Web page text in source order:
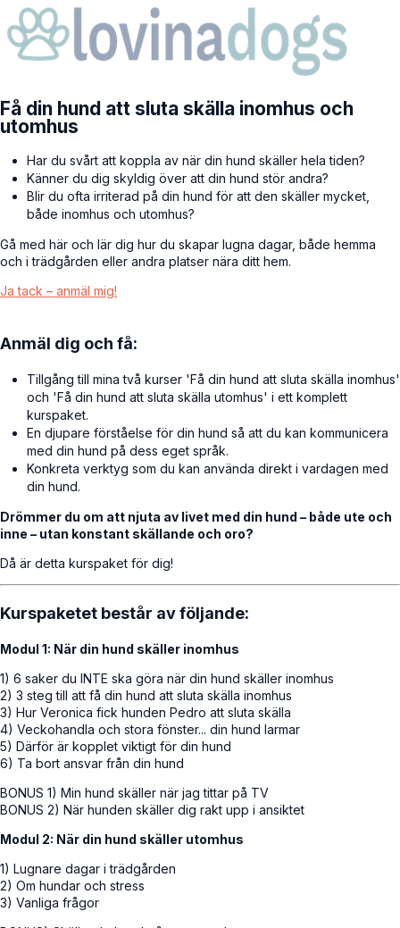
Få din hund att sluta skälla inomhus och
utomhus
Har du svårt att koppla av när din hund skäller hela tiden?
Känner du dig skyldig över att din hund stör andra?
Blir du ofta irriterad på din hund för att den skäller mycket,
både inomhus och utomhus?
Gå med här och lär dig hur du skapar lugna dagar, både hemma
och i trädgården eller andra platser nära ditt hem.
Ja tack – anmäl mig!
Anmäl dig och få:
Tillgång till mina två kurser 'Få din hund att sluta skälla inomhus'
och 'Få din hund att sluta skälla utomhus' i ett komplett
kurspaket.
En djupare förståelse för din hund så att du kan kommunicera
med din hund på dess eget språk.
Konkreta verktyg som du kan använda direkt i vardagen med
din hund.
Drömmer du om att njuta av livet med din hund – både ute och
inne – utan konstant skällande och oro?
Då är detta kurspaket för dig!
Kurspaketet består av följande:
Modul 1: När din hund skäller inomhus
1) 6 saker du INTE ska göra när din hund skäller inomhus
2) 3 steg till att få din hund att sluta skälla inomhus
3) Hur Veronica fick hunden Pedro att sluta skälla
4) Veckohandla och stora fönster... din hund larmar
5) Därför är kopplet viktigt för din hund
6) Ta bort ansvar från din hund
BONUS 1) Min hund skäller när jag tittar på TV
BONUS 2) När hunden skäller dig rakt upp i ansiktet
Modul 2: När din hund skäller utomhus
1) Lugnare dagar i trädgården
2) Om hundar och stress
3) Vanliga frågor